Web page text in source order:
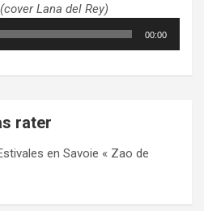
Lana del Rey)
00:00
rater
en Savoie « Zao de